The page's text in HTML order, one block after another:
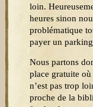
loin.
heures sinon
problématique
payer un
Nous partons
place gratuite
n’est pas trop
proche de la